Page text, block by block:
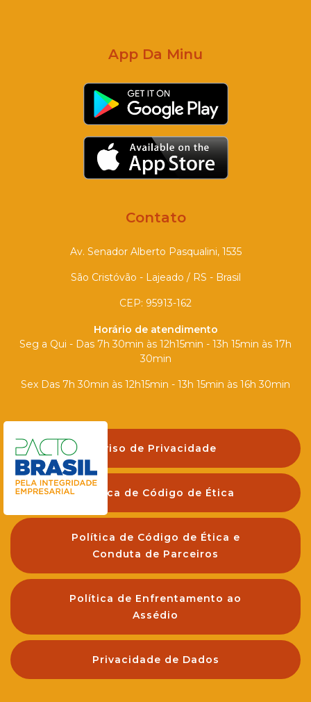
App Da Minu
Contato
Av. Senador Alberto Pasqualini, 1535
São Cristóvão - Lajeado / RS - Brasil
CEP: 95913-162
Horário de atendimento
Seg a Qui - Das 7h 30min às 12h15min - 13h 15min às 17h
30min
Sex Das 7h 30min às 12h15min - 13h 15min às 16h 30min
Aviso de Privacidade
Política de Código de Ética
Política de Código de Ética e
Conduta de Parceiros
Política de Enfrentamento ao
Assédio
Privacidade de Dados